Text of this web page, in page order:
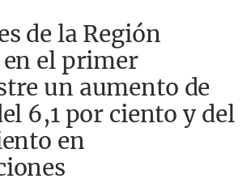
de la Región
el primer
un aumento de
6,1 por ciento y del
en